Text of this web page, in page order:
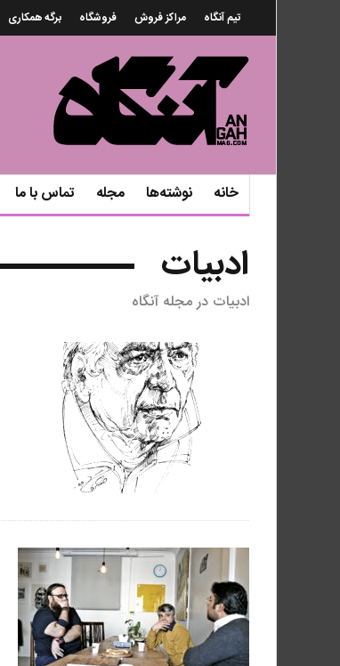
تیم آنگاه مراکز فروش فروشگاه برگه همکاری
خانه نوشته‌ها مجله تماس با ما
ادبیات
ادبیات در مجله آنگاه